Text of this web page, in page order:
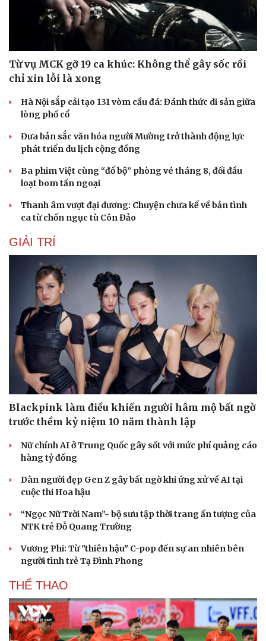
Du lịch Podcast
Từ vụ MCK gỡ 19 ca khúc: Không thể gây sốc rồi
chỉ xin lỗi là xong
Hà Nội sắp cải tạo 131 vòm cầu đá: Đánh thức di sản giữa
lòng phố cổ
Đưa bản sắc văn hóa người Mường trở thành động lực
phát triển du lịch cộng đồng
Ba phim Việt cùng “đổ bộ” phòng vé tháng 8, đối đầu
loạt bom tấn ngoại
Thanh âm vượt đại dương: Chuyện chưa kể về bản tình
ca từ chốn ngục tù Côn Đảo
GIẢI TRÍ
Blackpink làm điều khiến người hâm mộ bất ngờ
trước thềm kỷ niệm 10 năm thành lập
Nữ chính AI ở Trung Quốc gây sốt với mức phí quảng cáo
hàng tỷ đồng
Dàn người đẹp Gen Z gây bất ngờ khi ứng xử về AI tại
cuộc thi Hoa hậu
“Ngọc Nữ Trời Nam”- bộ sưu tập thời trang ấn tượng của
NTK trẻ Đỗ Quang Trường
Vương Phi: Từ "thiên hậu" C-pop đến sự an nhiên bên
người tình trẻ Tạ Đình Phong
THỂ THAO